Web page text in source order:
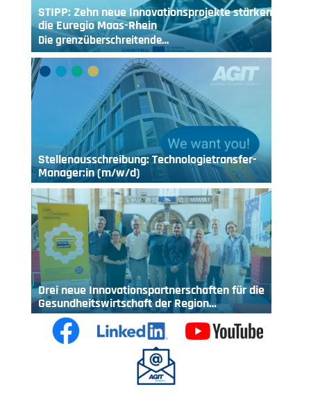
STIPP: Zehn neue Innovationsprojekte stärken
die Euregio Maas-Rhein
Die grenzüberschreitende…
Stellenausschreibung: Technologietransfer-
Manager:in (m/w/d)
Drei neue Innovationspartnerschaften für die
Gesundheitswirtschaft der Region…